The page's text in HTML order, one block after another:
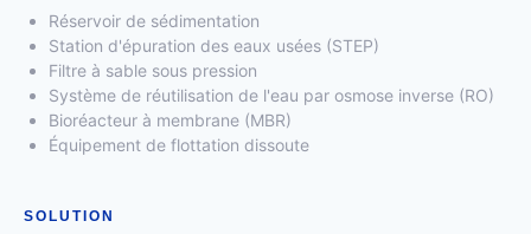
Réservoir de sédimentation
Station d'épuration des eaux usées (STEP)
Filtre à sable sous pression
Système de réutilisation de l'eau par osmose inverse (RO)
Bioréacteur à membrane (MBR)
Équipement de flottation dissoute
SOLUTION